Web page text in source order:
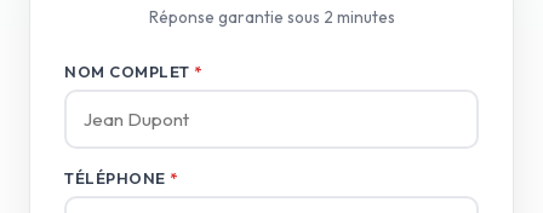
Réponse garantie sous 2 minutes
NOM COMPLET *
TÉLÉPHONE *